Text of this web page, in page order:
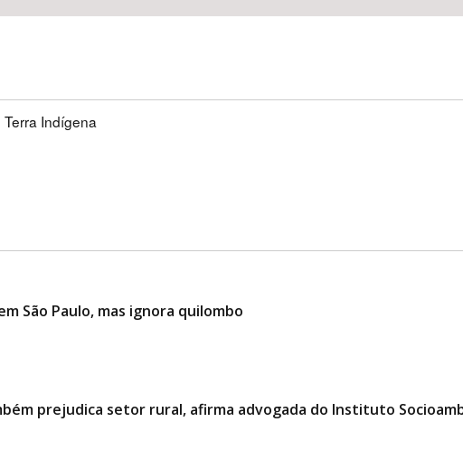
Terra Indígena
São Paulo, mas ignora quilombo
prejudica setor rural, afirma advogada do Instituto